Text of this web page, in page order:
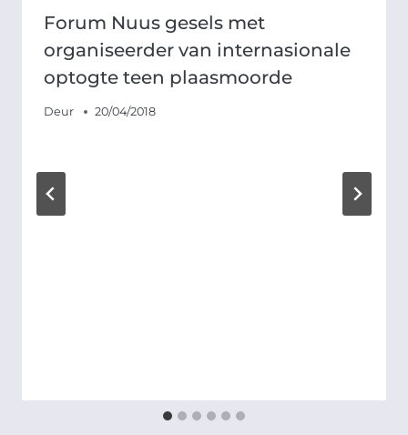
Forum Nuus gesels met
organiseerder van internasionale
optogte teen plaasmoorde
Deur 20/04/2018